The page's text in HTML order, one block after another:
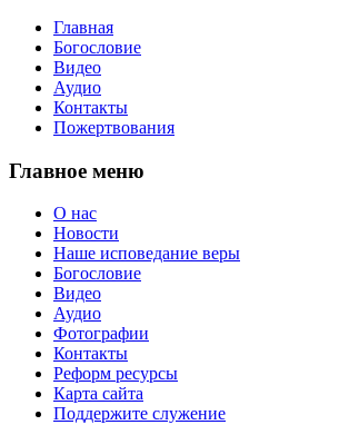
Главная
Богословие
Видео
Аудио
Контакты
Пожертвования
Главное меню
О нас
Новости
Наше исповедание веры
Богословие
Видео
Аудио
Фотографии
Контакты
Реформ ресурсы
Карта сайта
Поддержите служение